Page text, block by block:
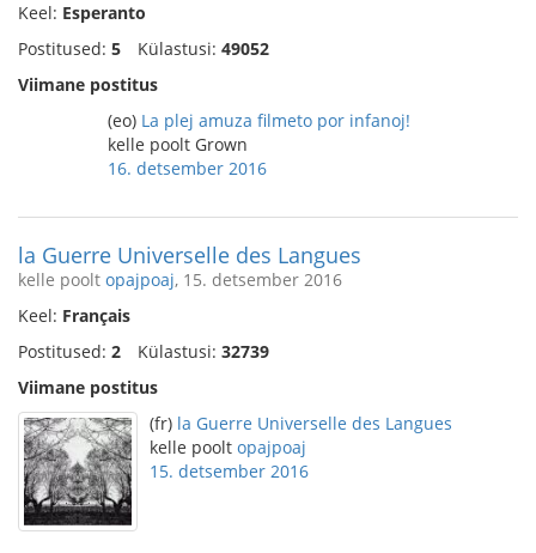
Keel: Esperanto
Postitused: 5 Külastusi: 49052
Viimane postitus
(eo) La plej amuza filmeto por infanoj!
kelle poolt Grown
16. detsember 2016
la Guerre Universelle des Langues
kelle poolt opajpoaj, 15. detsember 2016
Keel: Français
Postitused: 2 Külastusi: 32739
Viimane postitus
(fr) la Guerre Universelle des Langues
kelle poolt opajpoaj
15. detsember 2016